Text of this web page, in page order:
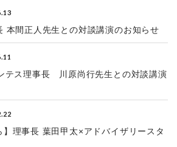
本間正人先生との対談講演のお知らせ
テス理事長 川原尚行先生との対談講演
】理事長 葉田甲太×アドバイザリースタ